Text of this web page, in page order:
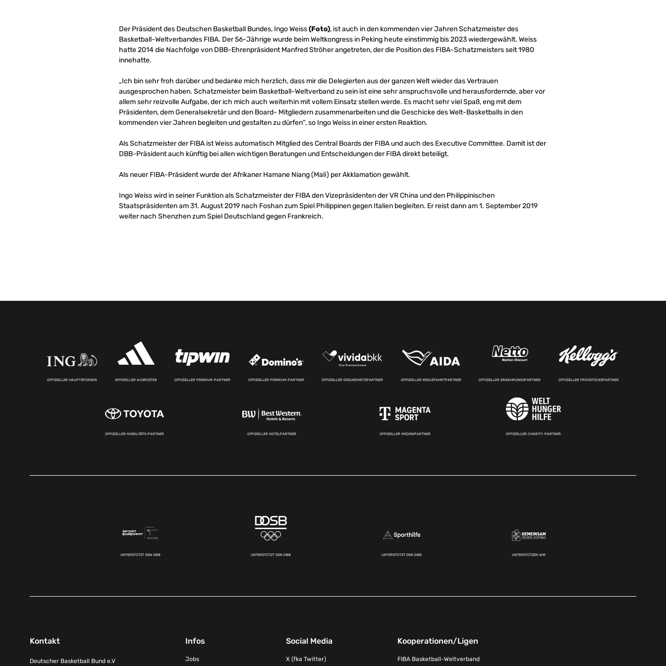
Der Präsident des Deutschen Basketball Bundes, Ingo Weiss(Foto), ist auch in den kommenden vier Jahren Schatzmeister des
Basketball-Weltverbandes FIBA. Der 56-Jährige wurde beim Weltkongress in Peking heute einstimmig bis 2023 wiedergewählt. Weiss
hatte 2014 die Nachfolge von DBB-Ehrenpräsident Manfred Ströher angetreten, der die Position des FIBA-Schatzmeisters seit 1980
innehatte.
„Ich bin sehr froh darüber und bedanke mich herzlich, dass mir die Delegierten aus der ganzen Welt wieder das Vertrauen
ausgesprochen haben. Schatzmeister beim Basketball-Weltverband zu sein ist eine sehr anspruchsvolle und herausfordernde, aber vor
allem sehr reizvolle Aufgabe, der ich mich auch weiterhin mit vollem Einsatz stellen werde. Es macht sehr viel Spaß, eng mit dem
Präsidenten, dem Generalsekretär und den Board- Mitgliedern zusammenarbeiten und die Geschicke des Welt-Basketballs in den
kommenden vier Jahren begleiten und gestalten zu dürfen“, so Ingo Weiss in einer ersten Reaktion.
Als Schatzmeister der FIBA ist Weiss automatisch Mitglied des Central Boards der FIBA und auch des Executive Committee. Damit ist der
DBB-Präsident auch künftig bei allen wichtigen Beratungen und Entscheidungen der FIBA direkt beteiligt.
Als neuer FIBA-Präsident wurde der Afrikaner Hamane Niang (Mali) per Akklamation gewählt.
Ingo Weiss wird in seiner Funktion als Schatzmeister der FIBA den Vizepräsidenten der VR China und den Philippinischen
Staatspräsidenten am 31. August 2019 nach Foshan zum Spiel Philippinen gegen Italien begleiten. Er reist dann am 1. September 2019
weiter nach Shenzhen zum Spiel Deutschland gegen Frankreich.
OFFIZIELLER HAUPTSPONSOR OFFIZIELLER AUSRÜSTER OFFIZIELLER PREMIUM-PARTNER OFFIZIELLER PREMIUM-PARTNER OFFIZIELLER GESUNDHEITSPARTNER OFFIZIELLER KREUZFAHRTPARTNER OFFIZIELLER ERNÄHRUNGSPARTNER OFFIZIELLER FRÜHSTÜCKSPARTNER
OFFIZIELLER MOBILITÄTS-PARTNER OFFIZIELLER HOTELPARTNER OFFIZIELLER MEDIENPARTNER OFFIZIELLER CHARITY-PARTNER
UNTERSTÜTZT DEN DBB UNTERSTÜTZT DEN DBB UNTERSTÜTZT DEN DBB UNTERSTÜTZEN WIR
Kontakt
Deutscher Basketball Bund e.V
Infos
Jobs
Social Media
X (fka Twitter)
Kooperationen/Ligen
FIBA Basketball-Weltverband